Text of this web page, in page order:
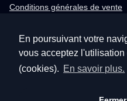
En poursuivant votre
vous acceptez l'utilisation
(cookies). En savoir plus.
Conditions générales de vente
Gestion des cookies
Confidentialité & RGPD